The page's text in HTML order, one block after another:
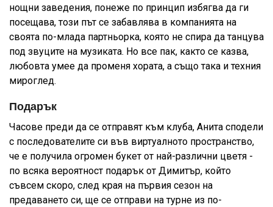
нощни заведения, понеже по принцип избягва да ги
посещава, този път се забавлява в компанията на
своята по-млада партньорка, която не спира да танцува
под звуците на музиката. Но все пак, както се казва,
любовта умее да променя хората, а също така и техния
мироглед.
Подарък
Часове преди да се отправят към клуба, Анита сподели
с последователите си във виртуалното пространство,
че е получила огромен букет от най-различни цветя -
по всяка вероятност подарък от Димитър, който
съвсем скоро, след края на първия сезон на
предаването си, ще се отправи на турне из по-